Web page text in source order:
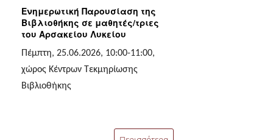
Ενημερωτική Παρουσίαση της
Βιβλιοθήκης σε μαθητές/τριες
του Αρσακείου Λυκείου
Πέμπτη, 25.06.2026, 10:00-11:00,
χώρος Κέντρων Τεκμηρίωσης
Βιβλιοθήκης